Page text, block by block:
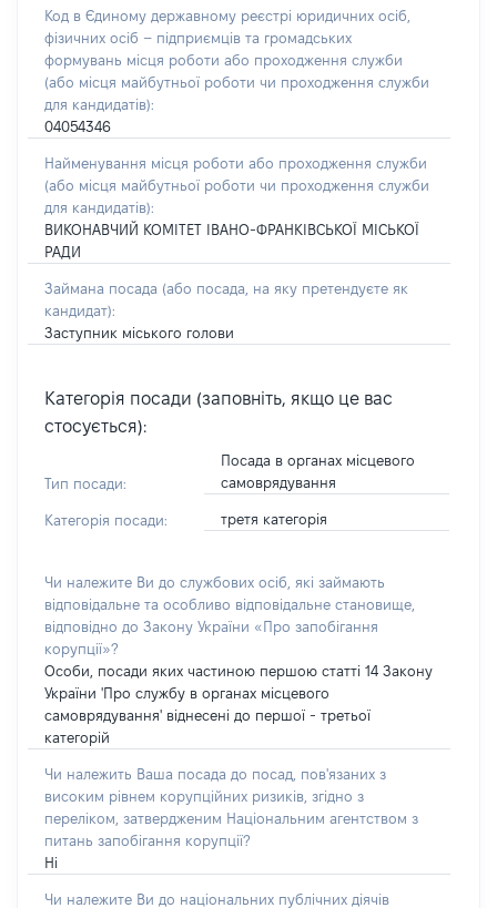
Код в Єдиному державному реєстрі юридичних осіб,
фізичних осіб – підприємців та громадських
формувань місця роботи або проходження служби
(або місця майбутньої роботи чи проходження служби
для кандидатів):
04054346
Найменування місця роботи або проходження служби
(або місця майбутньої роботи чи проходження служби
для кандидатів):
ВИКОНАВЧИЙ КОМІТЕТ ІВАНО-ФРАНКІВСЬКОЇ МІСЬКОЇ
РАДИ
Займана посада (або посада, на яку претендуєте як
кандидат):
Заступник міського голови
Категорія посади (заповніть, якщо це вас
стосується):
Тип посади:
Посада в органах місцевого
самоврядування
Категорія посади: третя категорія
Чи належите Ви до службових осіб, які займають
відповідальне та особливо відповідальне становище,
відповідно до Закону України «Про запобігання
корупції»?
Особи, посади яких частиною першою статті 14 Закону
України 'Про службу в органах місцевого
самоврядування' віднесені до першої - третьої
категорій
Чи належить Ваша посада до посад, пов'язаних з
високим рівнем корупційних ризиків, згідно з
переліком, затвердженим Національним агентством з
питань запобігання корупції?
Ні
Чи належите Ви до національних публічних діячів